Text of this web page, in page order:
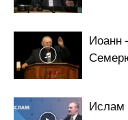
Иоанн
Ислам